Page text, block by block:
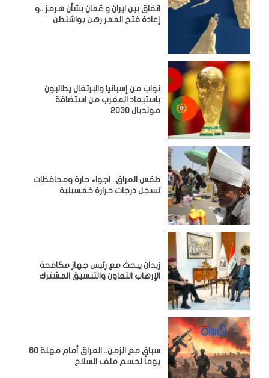
اتفاق بين ايران و عُمان بشأن هرمز ..و
إعادة فتح الممر رهن بواشنطن
نواب من إسبانيا والبرتغال يطالبون
باستبعاد المغرب من استضافة
مونديال 2030
طقس العراق.. اجواء حارة ومحافظات
تسجل درجات حرارة خمسينية
زيدان يبحث مع رئيس جهاز مكافحة
الإرهاب التعاون والتنسيق المشترك
سباق مع الزمن.. العراق أمام مهلة 60
يوماً لحسم ملف السلاح